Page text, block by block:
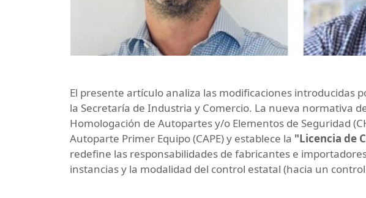
El presente artículo analiza las modificaciones introducidas
la Secretaría de Industria y Comercio. La nueva normativa
Homologación de Autopartes y/o Elementos de Seguridad
Autoparte Primer Equipo (CAPE) y establece la "Licencia de
redefine las responsabilidades de fabricantes e
instancias y la modalidad del control estatal (hacia un